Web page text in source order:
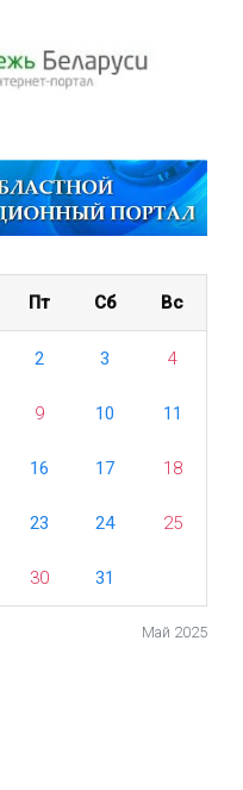
Май 2025
Пт Сб Вс
2 3 4
9 10 11
16 17 18
23 24 25
30 31